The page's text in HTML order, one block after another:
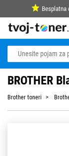
Besplatna
BROTHER
Brother toneri